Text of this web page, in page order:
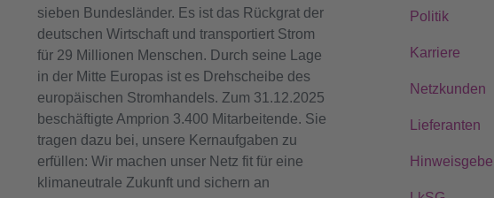
sieben Bundesländer. Es ist das Rückgrat der
deutschen Wirtschaft und transportiert Strom
für 29 Millionen Menschen. Durch seine Lage
in der Mitte Europas ist es Drehscheibe des
europäischen Stromhandels. Zum 31.12.2025
beschäftigte Amprion 3.400 Mitarbeitende. Sie
tragen dazu bei, unsere Kernaufgaben zu
erfüllen: Wir machen unser Netz fit für eine
klimaneutrale Zukunft und sichern an
Politik
Karriere
Netzkunden
Lieferanten